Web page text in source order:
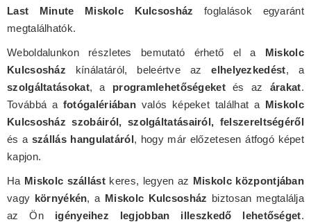
Last Minute Miskolc Kulcsosház foglalások egyaránt
megtalálhatók.
Weboldalunkon részletes bemutató érhető el a Miskolc
Kulcsosház kínálatáról, beleértve azelhelyezkedést, a
szolgáltatásokat, a programlehetőségeketés az árakat.
Továbbá a fotógalériában valós képeket találhat a Miskolc
Kulcsosház szobáiról, szolgáltatásairól, felszereltségéről
és a szállás hangulatáról, hogy már előzetesen átfogó képet
kapjon.
Ha Miskolc szállástkeres, legyen az Miskolc központjában
vagy környékén, a Miskolc Kulcsosház biztosan megtalálja
az Ön igényeihez legjobban illeszkedő lehetőséget.